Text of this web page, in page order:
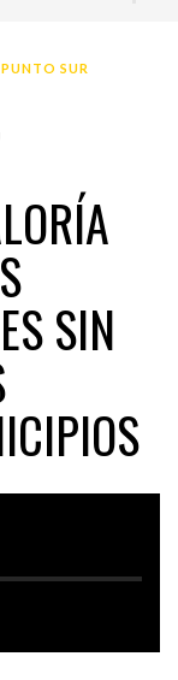
PUNTO SUR
SIN